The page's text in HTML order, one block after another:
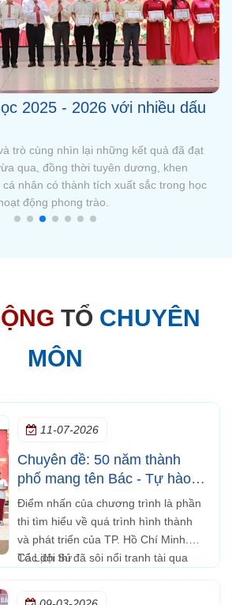
quân Đường lên đỉnh
mùa 3
TH, THCS và THPT Ngô Thời Nhiệm đã
Đường lên đỉnh Olympia cấp trường mùa
tài hấp dẫn, em Trương Cao Nhật Long
xuất sắc trở thành Quán quân Đường lên
TỔ CHUYÊN
MÔN
11-07-2026
Chuyên đề: 50 năm thành
phố mang tên Bác - Tự hào
truyền thống, vững bước
tương lai
Điểm nhấn của chương trình là phần
thi tìm hiểu về quá trình hình thành
và phát triển của TP. Hồ Chí Minh.
Các đội thi đã sôi nổi tranh tài qua
Tổ Lịch Sử